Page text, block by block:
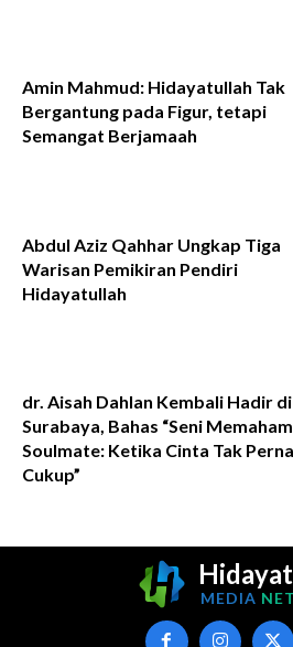
Amin Mahmud: Hidayatullah Tak
Bergantung pada Figur, tetapi
Semangat Berjamaah
Abdul Aziz Qahhar Ungkap Tiga
Warisan Pemikiran Pendiri
Hidayatullah
dr. Aisah Dahlan Kembali Hadir di
Surabaya, Bahas “Seni
Soulmate: Ketika Cinta Tak
Cukup”
MEDIA